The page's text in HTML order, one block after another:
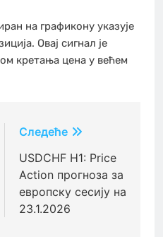
на графикону указује
Овај сигнал је
кретања цена у већем
Следеће
USDCHF H1: Price
Action прогноза за
европску сесију на
23.1.2026